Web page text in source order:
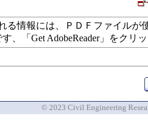
る情報には、ＰＤＦファイル
す、「Get AdobeReader」をク
© 2023 Civil Engineering